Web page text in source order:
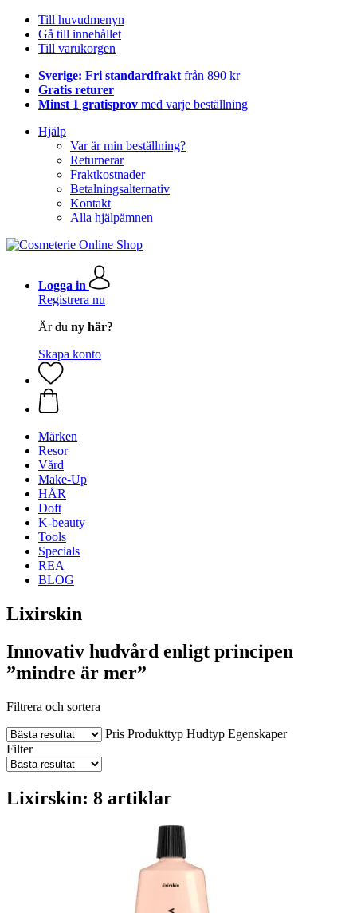
Till huvudmenyn
Gå till innehållet
Till varukorgen
Sverige: Fri standardfrakt från 890 kr
Gratis returer
Minst 1 gratisprov med varje beställning
Hjälp
Var är min beställning?
Returnerar
Fraktkostnader
Betalningsalternativ
Kontakt
Alla hjälpämnen
Logga in
Registrera nu
Är du ny här?
Skapa konto
Märken
Resor
Vård
Make-Up
HÅR
Doft
K-beauty
Tools
Specials
REA
BLOG
Lixirskin
Innovativ hudvård enligt principen
”mindre är mer”
Filtrera och sortera
Pris Produkttyp Hudtyp Egenskaper
Filter
Lixirskin: 8 artiklar